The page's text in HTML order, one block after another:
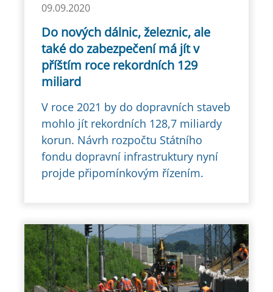
09.09.2020
Do nových dálnic, železnic, ale
také do zabezpečení má jít v
příštím roce rekordních 129
miliard
V roce 2021 by do dopravních staveb
mohlo jít rekordních 128,7 miliardy
korun. Návrh rozpočtu Státního
fondu dopravní infrastruktury nyní
projde připomínkovým řízením.